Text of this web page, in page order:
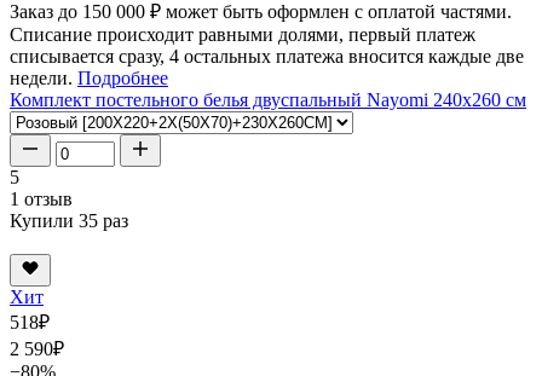
Заказ до 150 000 ₽ может быть оформлен с оплатой частями.
Списание происходит равными долями, первый платеж
списывается сразу, 4 остальных платежа вносится каждые две
недели. Подробнее
Комплект постельного белья двуспальный Nayomi 240x260 см
5
1 отзыв
Купили 35 раз
Хит
518₽
2 590₽